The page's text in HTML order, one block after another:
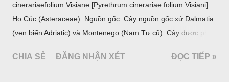
cinerariaefolium Visiane [Pyrethrum cinerariae folium Visiani].
Họ Cúc (Asteraceae). Nguồn gốc: Cây nguồn gốc xứ Dalmatia
(ven biển Adriatic) và Montenego (Nam Tư cũ). Cây được phân
trồng để khai thác: Pháp, Nga, Đức, Nam Tư (cũ), sau lan
CHIA SẺ ĐĂNG NHẬN XÉT ĐỌC TIẾP »